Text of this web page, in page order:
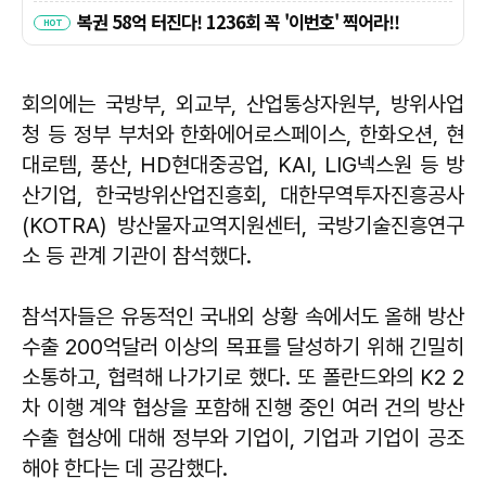
회의에는 국방부, 외교부, 산업통상자원부, 방위사업
청 등 정부 부처와 한화에어로스페이스, 한화오션, 현
대로템, 풍산, HD현대중공업, KAI, LIG넥스원 등 방
산기업, 한국방위산업진흥회, 대한무역투자진흥공사
(KOTRA) 방산물자교역지원센터, 국방기술진흥연구
소 등 관계 기관이 참석했다.
참석자들은 유동적인 국내외 상황 속에서도 올해 방산
수출 200억달러 이상의 목표를 달성하기 위해 긴밀히
소통하고, 협력해 나가기로 했다. 또 폴란드와의 K2 2
차 이행 계약 협상을 포함해 진행 중인 여러 건의 방산
수출 협상에 대해 정부와 기업이, 기업과 기업이 공조
해야 한다는 데 공감했다.